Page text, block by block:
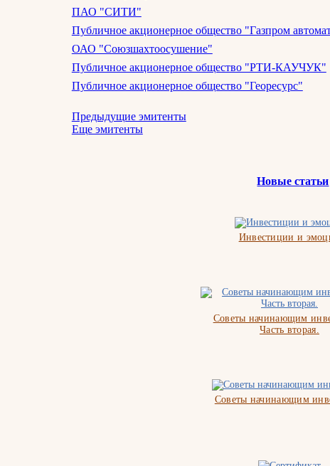
ПАО "СИТИ"
Публичное акционерное общество "Газпром
ОАО "Союзшахтоосушение"
Публичное акционерное общество "РТИ-КАУЧУК"
Публичное акционерное общество "Георесурс"
Предыдущие эмитенты
Еще эмитенты
Новые статьи
Инвестиции и
Советы начинающим
Часть вторая.
Советы начинающим